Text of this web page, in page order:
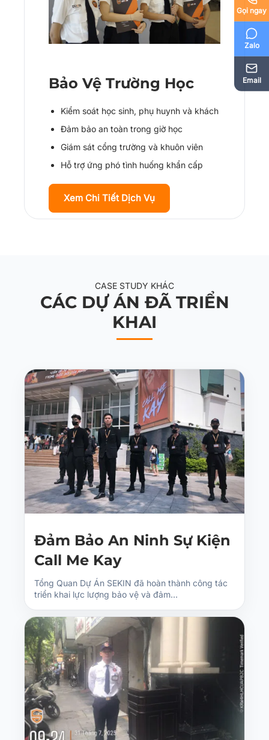
Gọi ngay
Zalo
Email
Bảo Vệ Trường Học
Kiểm soát học sinh, phụ huynh và khách
Đảm bảo an toàn trong giờ học
Giám sát cổng trường và khuôn viên
Hỗ trợ ứng phó tình huống khẩn cấp
Xem Chi Tiết Dịch Vụ
CASE STUDY KHÁC
CÁC DỰ ÁN ĐÃ TRIỂN
KHAI
Đảm Bảo An Ninh Sự Kiện
Call Me Kay
Tổng Quan Dự Án SEKIN đã hoàn thành công tác
triển khai lực lượng bảo vệ và đảm…